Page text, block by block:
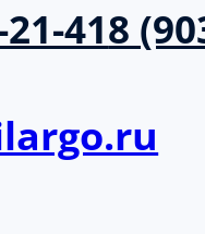
418